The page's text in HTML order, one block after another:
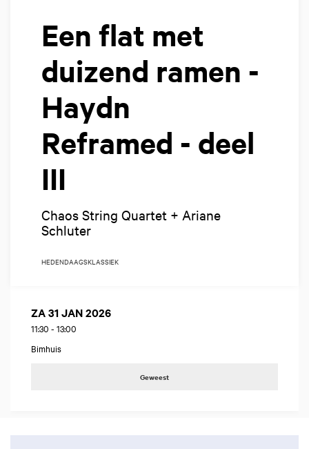
Een flat met
duizend ramen -
Haydn
Reframed - deel
III
Chaos String Quartet + Ariane
Schluter
HEDENDAAGSKLASSIEK
ZA 31 JAN 2026
11:30 - 13:00
Bimhuis
Geweest